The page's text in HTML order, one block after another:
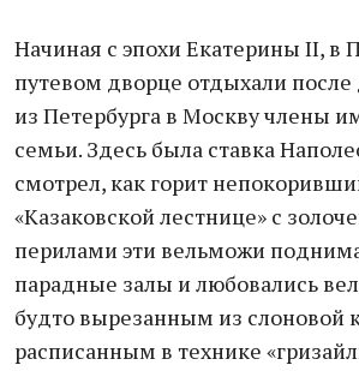
Начиная с эпохи Екатерины II, в
путевом дворце отдыхали
из Петербурга в Москву члены
семьи. Здесь была ставка
смотрел, как горит
«Казаковской лестнице» с
перилами эти вельможи
парадные залы и любовались
будто вырезанным из слоновой
расписанным в технике